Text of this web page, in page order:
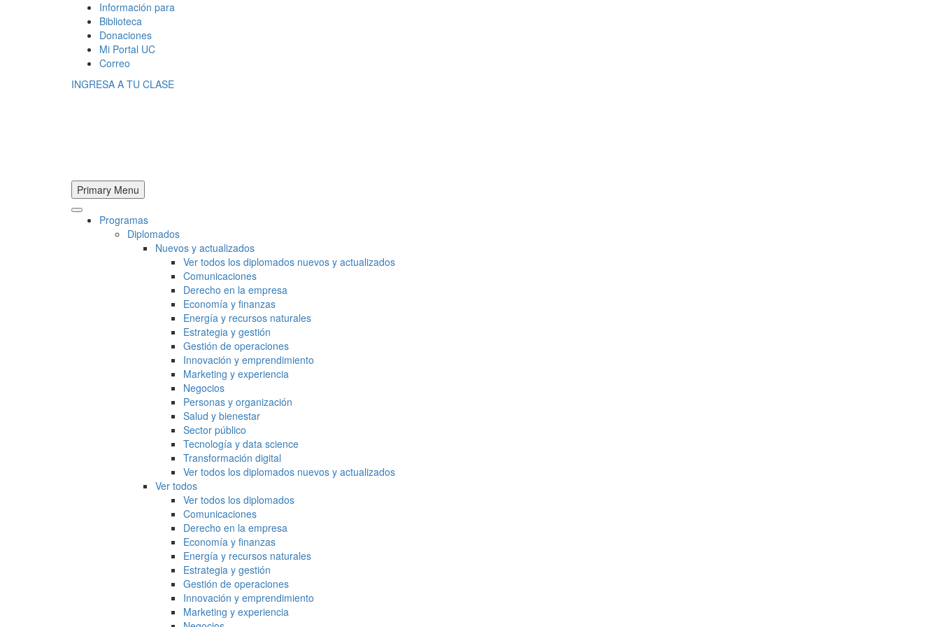
Información para
Biblioteca
Donaciones
Mi Portal UC
Correo
INGRESA A TU CLASE
Primary Menu
Programas
Diplomados
Nuevos y actualizados
Ver todos los diplomados nuevos y actualizados
Comunicaciones
Derecho en la empresa
Economía y finanzas
Energía y recursos naturales
Estrategia y gestión
Gestión de operaciones
Innovación y emprendimiento
Marketing y experiencia
Negocios
Personas y organización
Salud y bienestar
Sector público
Tecnología y data science
Transformación digital
Ver todos los diplomados nuevos y actualizados
Ver todos
Ver todos los diplomados
Comunicaciones
Derecho en la empresa
Economía y finanzas
Energía y recursos naturales
Estrategia y gestión
Gestión de operaciones
Innovación y emprendimiento
Marketing y experiencia